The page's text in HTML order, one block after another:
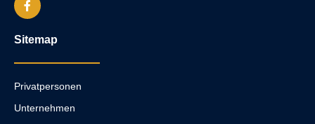
Sitemap
Privatpersonen
Unternehmen